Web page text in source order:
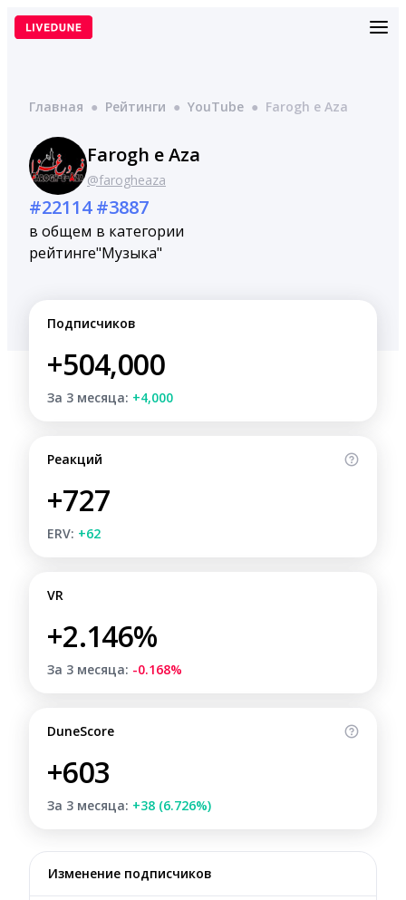
Перейти
Главная ● Рейтинги ● YouTube ● Farogh e Aza
Farogh e Aza
@farogheaza
#22114
в общем
рейтинге
#3887
в категории
"Музыка"
Подписчиков
+504,000
За 3 месяца: +4,000
Реакций
+727
ERV: +62
VR
+2.146%
За 3 месяца: -0.168%
DuneScore
+603
За 3 месяца: +38 (6.726%)
Изменение подписчиков